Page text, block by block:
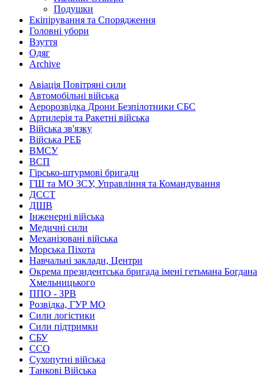
Подушки
Екіпірування та Спорядження
Головні убори
Взуття
Одяг
Archive
Авіація Повітряні сили
Автомобільні війська
Аеророзвідка Дрони Безпілотники СБС
Артилерія та Ракетні війська
Війська зв'язку
Війська РЕБ
ВМСУ
ВСП
Гірсько-штурмові бригади
ГШ та МО ЗСУ, Управління та Командування
ДССТ
ДШВ
Інженерні війська
Медичні сили
Механізовані війська
Морська Піхота
Навчальні заклади, Центри
Окрема президентська бригада імені гетьмана Богдана
Хмельницького
ППО - ЗРВ
Розвідка, ГУР МО
Сили логістики
Сили підтримки
СБУ
ССО
Сухопутні війська
Танкові Війська